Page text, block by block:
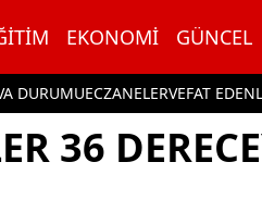
EKONOMI GÜNCEL
DURUMUECZANELERVEFAT
36